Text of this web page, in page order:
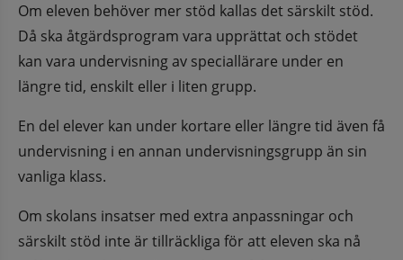
Om eleven behöver mer stöd kallas det särskilt stöd.
Då ska åtgärdsprogram vara upprättat och stödet
kan vara undervisning av speciallärare under en
längre tid, enskilt eller i liten grupp.
En del elever kan under kortare eller längre tid även få
undervisning i en annan undervisningsgrupp än sin
vanliga klass.
Om skolans insatser med extra anpassningar och
särskilt stöd inte är tillräckliga för att eleven ska nå